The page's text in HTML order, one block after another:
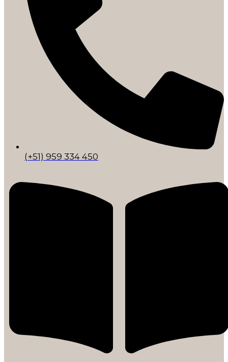
(+51) 959 334 450